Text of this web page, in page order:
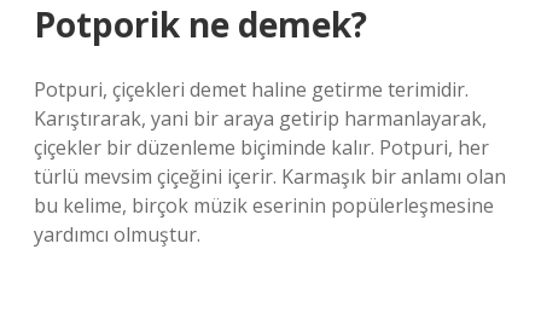
Potporik ne demek?
Potpuri, çiçekleri demet haline getirme terimidir.
Karıştırarak, yani bir araya getirip harmanlayarak,
çiçekler bir düzenleme biçiminde kalır. Potpuri, her
türlü mevsim çiçeğini içerir. Karmaşık bir anlamı olan
bu kelime, birçok müzik eserinin popülerleşmesine
yardımcı olmuştur.